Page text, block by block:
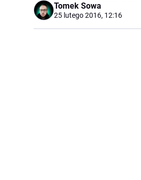
Tomek Sowa
25 lutego 2016, 12:16